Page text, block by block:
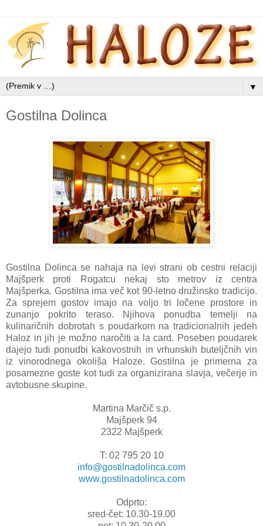
▼
Gostilna Dolinca
Gostilna Dolinca se nahaja na levi strani ob cestni relaciji
Majšperk proti Rogatcu nekaj sto metrov iz centra
Majšperka. Gostilna ima več kot 90-letno družinsko tradicijo.
Za sprejem gostov imajo na voljo tri ločene prostore in
zunanjo pokrito teraso. Njihova ponudba temelji na
kulinaričnih dobrotah s poudarkom na tradicionalnih jedeh
Haloz in jih je možno naročiti a la card. Poseben poudarek
dajejo tudi ponudbi kakovostnih in vrhunskih buteljčnih vin
iz vinorodnega okoliša Haloze. Gostilna je primerna za
posamezne goste kot tudi za organizirana slavja, večerje in
avtobusne skupine.
Martina Marčič s.p.
Majšperk 94
2322 Majšperk
T: 02 795 20 10
info@gostilnadolinca.com
www.gostilnadolinca.com
Odprto:
sred-čet: 10.30-19.00